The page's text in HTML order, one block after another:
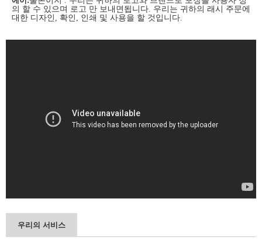
의 할 수 있으며 로고 만 보내면됩니다. 우리는 귀하의 래시 주문에
대한 디자인, 확인, 인쇄 및 사용을 할 것입니다.
우리의 서비스